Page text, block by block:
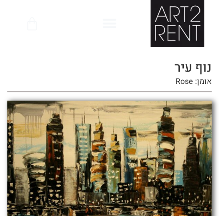
נוף עיר
אומן: Rose